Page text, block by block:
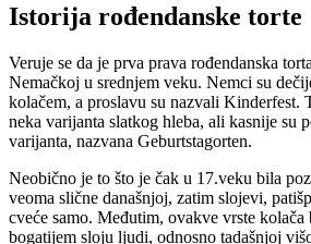
Istorija rođendanske torte
Veruje se da je prva prava rođendanska
Nemačkoj u srednjem veku. Nemci su
kolačem, a proslavu su nazvali Kinderfest.
neka varijanta slatkog hleba, ali kasnije su
varijanta, nazvana Geburtstagorten.
Neobično je to što je čak u 17.veku bila
veoma slične današnjoj, zatim slojevi,
cveće samo. Međutim, ovakve vrste kolača
bogatijem sloju ljudi, odnosno tadašnjoj